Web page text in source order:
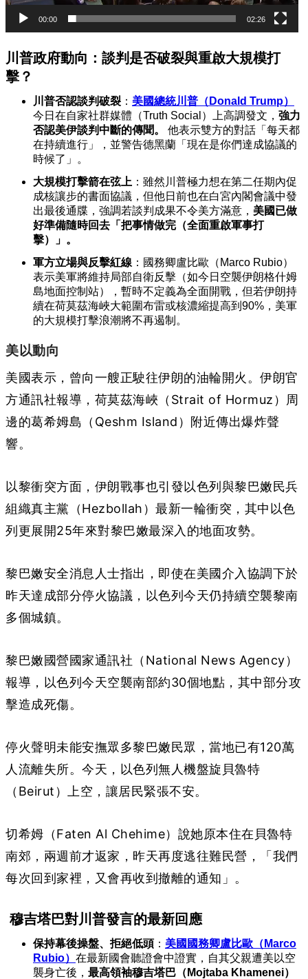
00:00 02:26
川普政府動向：談判是否破裂與重啟大規模打
擊？
川普否認談判破裂 ： 美國總統川普（Donald Trump）
今日在自家社群媒體（Truth Social）上高調發文， 強力
否認美伊談判中斷的傳聞。
他表示雙方的對話「每天都
在持續進行」，並警告德黑蘭「現在是你們達成協議的
時候了」。
大規模打擊箭在弦上 ：雖然川普極力想在第二任期內促
成核讓步的書面協議，但他日前也在白宮內閣會議中發
出最後通牒，強調若談判成果不令美方滿意， 美國已做
好準備隨時回去「把事情做完（全面重啟軍事打
擊）」。
軍方立場與反擊紅線 ：國務卿盧比歐（Marco Rubio）
表示美軍將維持局部自衛反擊（如今日空襲伊朗格什姆
島地面控制站），暫時不定義為全面開戰，但若伊朗持
續在荷莫茲海峽大範圍布雷或核濃縮提高到90%，美軍
的大規模打擊浪潮將不再遏制。
美以動向
美國表示，曾向一艘正駛往伊朗的油輪開火。伊朗官
方通訊社報導，荷莫茲海峽（Strait of Hormuz）周
邊的葛希姆島（Qeshm Island）附近傳出爆炸聲
響。
以黎衝突方面，伊朗戰事也引發以色列與黎巴嫩民兵
組織真主黨（Hezbollah）最新一輪衝突，其中以色
列更展開25年來對黎巴嫩最深入的地面攻勢。
黎巴嫩安全消息人士指出，即使在美國介入協調下於
昨天達成部分停火協議，以色列今天仍持續空襲黎南
多個城鎮。
黎巴嫩國營國家通訊社（National News Agency）
報導，以色列今天空襲南部約30個地點，其中部分攻
擊造成死傷。
停火聲明未能安撫眾多黎巴嫩民眾，當地已有120萬
人流離失所。今天，以色列無人機盤旋貝魯特
（Beirut）上空，讓居民緊張不安。
切希姆（Faten Al Chehime）說她原本住在貝魯特
南郊，兩週前才返家，昨天再度逃往難民營，「我們
每次回到家裡，又會再收到撤離的通知」。
穆吉塔巴對川普發言的最新回應
保持幕後操盤、拒絕低頭 ： 美國國務卿盧比歐（Marco
Rubio） 在最新國會聽證會中證實，自其父親遭美以空
襲身亡後， 最高領袖穆吉塔巴（Mojtaba Khamenei）